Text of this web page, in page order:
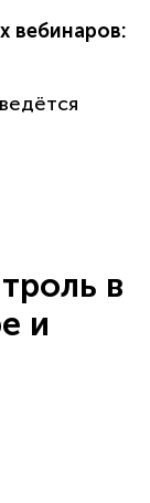
вебинаров:
в
и